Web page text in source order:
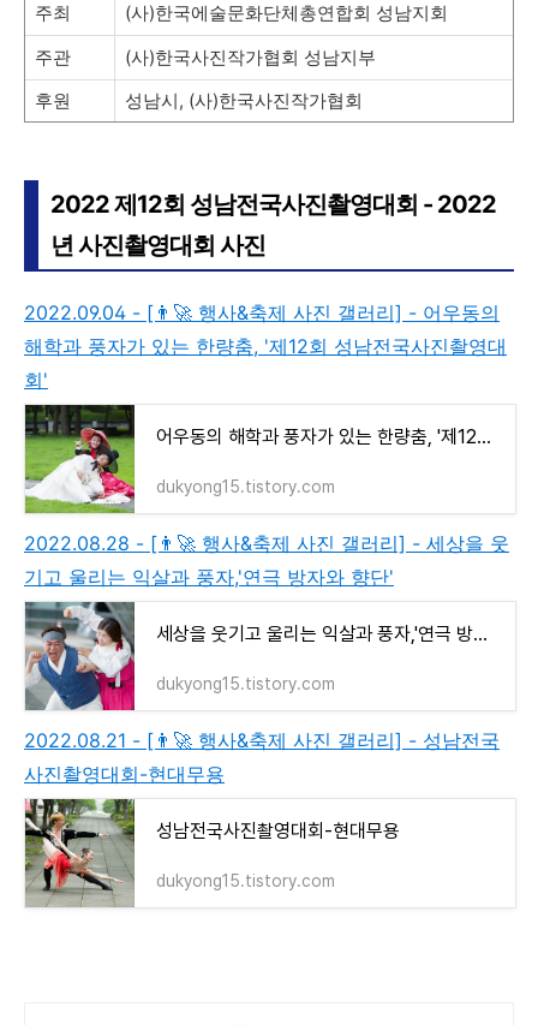
주최
(사)한국에술문화단체총연합회 성남지회
주관
(사)한국사진작가협회 성남지부
후원
성남시, (사)한국사진작가협회
2022 제12회 성남전국사진촬영대회 - 2022
년 사진촬영대회 사진
2022.09.04 - [👨‍🚀 행사&축제 사진 갤러리] - 어우동의
해학과 풍자가 있는 한량춤, '제12회 성남전국사진촬영대
회'
어우동의 해학과 풍자가 있는 한량춤, '제12회 성남전국사진촬영대회'
dukyong15.tistory.com
2022.08.28 - [👨‍🚀 행사&축제 사진 갤러리] - 세상을 웃
기고 울리는 익살과 풍자,'연극 방자와 향단'
세상을 웃기고 울리는 익살과 풍자,'연극 방자와 향단'
dukyong15.tistory.com
2022.08.21 - [👨‍🚀 행사&축제 사진 갤러리] - 성남전국
사진촬영대회-현대무용
성남전국사진촬영대회-현대무용
dukyong15.tistory.com